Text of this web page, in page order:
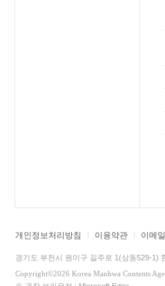
개인정보처리방침 이용약관 이메
경기도 부천시 원미구 길주로 1(상동529-1)
Copyright©2026 Korea Manhwa Contents